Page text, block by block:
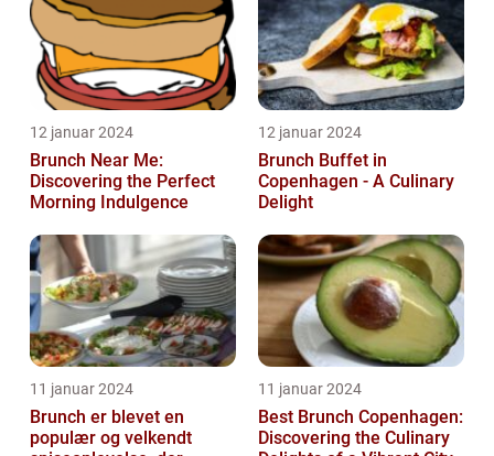
12 januar 2024
Brunch Near Me:
Discovering the Perfect
Morning Indulgence
12 januar 2024
Brunch Buffet in
Copenhagen - A Culinary
Delight
11 januar 2024
Brunch er blevet en
populær og velkendt
11 januar 2024
Best Brunch Copenhagen:
Discovering the Culinary